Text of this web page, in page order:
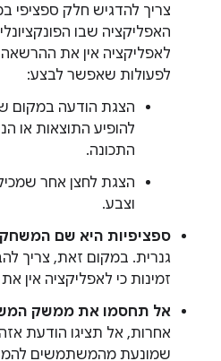
צריך להדגיש חלק
האפליקציה שבו
לאפליקציה אין את
לפעולות שאפשר לבצע:
הצגת הודעה במקום
להופיע התוצאות או
התכונה.
הצגת לחצן אחר
וצבע.
ספציפיות היא שם
גנרית. במקום זאת, צריך
זמינות כי לאפליקציה
אל תחסמו את ממשק
אחרות, אל תציגו הודעת
שמונעת מהמשתמשים